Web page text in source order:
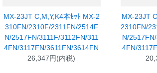
MX-23JT C,M,Y,K4本ｾｯﾄ MX-2
310FN/2310F/2311FN/2514F
N/2517FN/3111F/3112FN/311
4FN/3117FN/3611FN/3614FN
26,347円(内税)
MX-23JT
2310FN/
N/
4FN/